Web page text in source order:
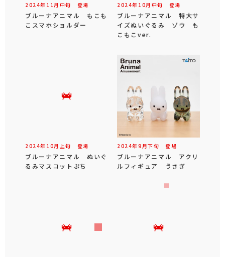
2024年 11 月 中旬 登場
ブルーナアニマル もこも
こスマホショルダー
2024年 10月 中旬 登場
ブルーナアニマル 特大サ
イズぬいぐるみ ゾウ も
こもこver.
2024年 10月 上旬 登場
ブルーナアニマル ぬいぐ
るみマスコットぷち
2024年9 月下旬 登場
ブルーナアニマル アクリ
ルフィギュア うさぎ